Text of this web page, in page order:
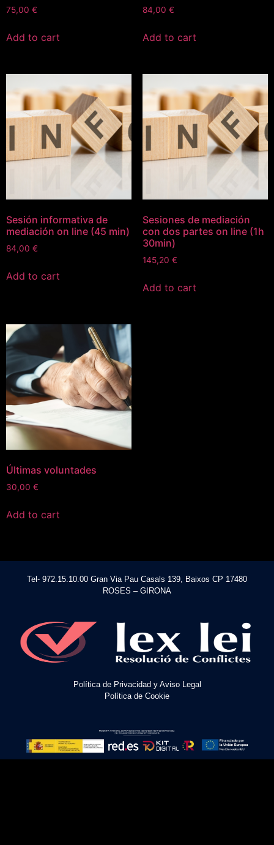
75,00 €
Add to cart
84,00 €
Add to cart
Sesión informativa de
mediación on line (45 min)
84,00 €
Add to cart
Sesiones de mediación
con dos partes on line (1h
30min)
145,20 €
Add to cart
Últimas voluntades
30,00 €
Add to cart
Tel- 972.15.10.00 Gran Via Pau Casals 139, Baixos CP 17480
ROSES – GIRONA
Política de Privacidad y Aviso Legal
Política de Cookie